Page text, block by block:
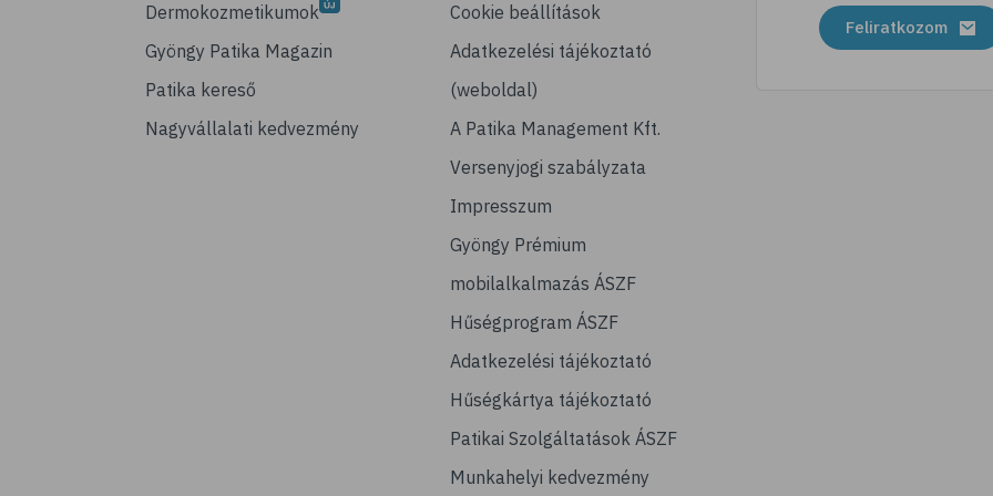
Dermokozmetikumok
Gyöngy Patika Magazin
Patika kereső
Nagyvállalati kedvezmény
Cookie beállítások
Adatkezelési tájékoztató
(weboldal)
A Patika Management Kft.
Versenyjogi szabályzata
Impresszum
Gyöngy Prémium
mobilalkalmazás ÁSZF
Hűségprogram ÁSZF
Adatkezelési tájékoztató
Hűségkártya tájékoztató
Patikai Szolgáltatások ÁSZF
Munkahelyi kedvezmény
Feliratkozom